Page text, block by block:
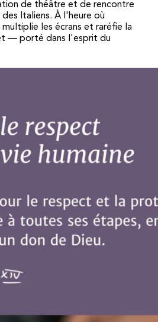
de théâtre et de rencontre
des Italiens. À l'heure où
les écrans et raréfie la
— porté dans l'esprit du